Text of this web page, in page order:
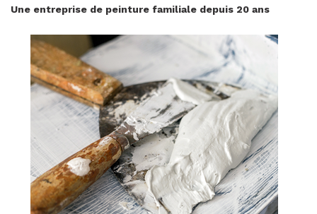
Une entreprise de peinture familiale depuis 20 ans